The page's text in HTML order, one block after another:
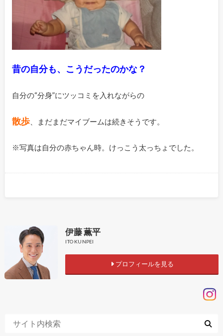
昔の自分も、こうだったのかな？
自分の“分身”にツッコミを入れながらの
散歩、まだまだマイブームは続きそうです。
※写真は自分の赤ちゃん時。けっこう太っちょでした。
伊藤 薫平
ITO KUNPEI
プロフィールを見る